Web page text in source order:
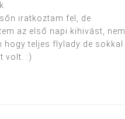
iratkoztam fel, de
az első napi kihivást, nem
hogy teljes flylady de sokkal
volt. :)